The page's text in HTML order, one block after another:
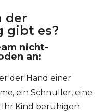
der
gibt es?
nicht-
an:
der Hand einer
ein Schnuller, eine
Kind beruhigen